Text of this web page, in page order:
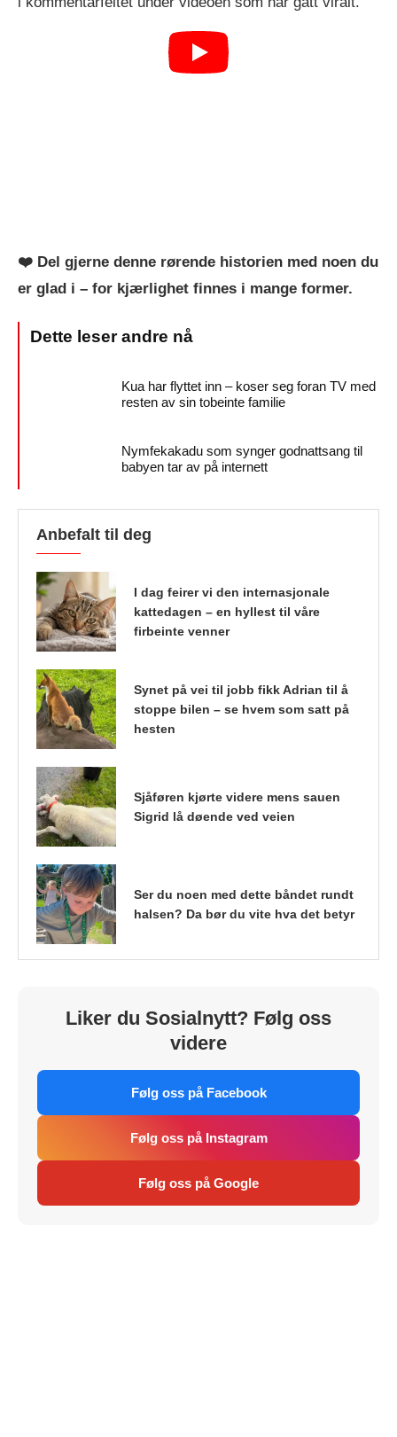
❤️ Del gjerne denne rørende historien med noen du
er glad i – for kjærlighet finnes i mange former.
Kua har flyttet inn – koser seg foran TV med
resten av sin tobeinte familie
Nymfekakadu som synger godnattsang til
babyen tar av på internett
Anbefalt til deg
I dag feirer vi den internasjonale
kattedagen – en hyllest til våre
firbeinte venner
Synet på vei til jobb fikk Adrian til å
stoppe bilen – se hvem som satt på
hesten
Sjåføren kjørte videre mens sauen
Sigrid lå døende ved veien
Ser du noen med dette båndet rundt
halsen? Da bør du vite hva det betyr
Liker du Sosialnytt? Følg oss
videre
Følg oss på Facebook
Følg oss på Instagram
Følg oss på Google